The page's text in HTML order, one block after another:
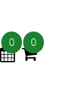
0 0